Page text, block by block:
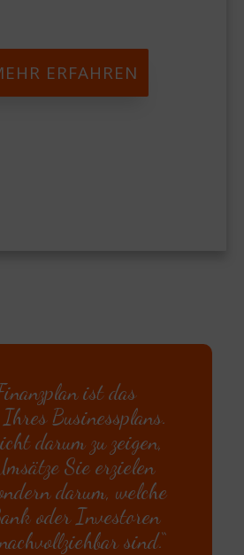
ERFAHREN
ist das
Businessplans.
darum zu zeigen,
Sie erzielen
darum, welche
oder Investoren
sind.“